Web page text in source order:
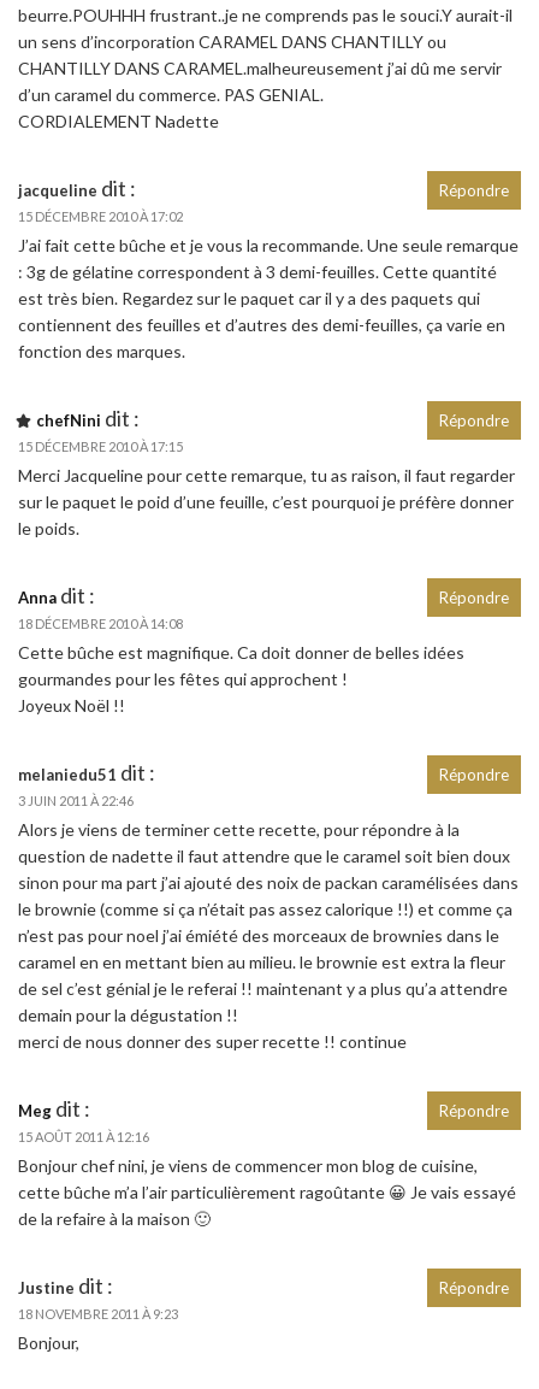
beurre.POUHHH frustrant..je ne comprends pas le souci.Y aurait-il
un sens d’incorporation CARAMEL DANS CHANTILLY ou
CHANTILLY DANS CARAMEL.malheureusement j’ai dû me servir
d’un caramel du commerce. PAS GENIAL.
CORDIALEMENT Nadette
jacqueline dit :
15 DÉCEMBRE 2010 À 17:02
J’ai fait cette bûche et je vous la recommande. Une seule remarque
: 3g de gélatine correspondent à 3 demi-feuilles. Cette quantité
est très bien. Regardez sur le paquet car il y a des paquets qui
contiennent des feuilles et d’autres des demi-feuilles, ça varie en
fonction des marques.
Répondre
chefNini dit :
15 DÉCEMBRE 2010 À 17:15
Merci Jacqueline pour cette remarque, tu as raison, il faut regarder
sur le paquet le poid d’une feuille, c’est pourquoi je préfère donner
le poids.
Répondre
Anna dit :
18 DÉCEMBRE 2010 À 14:08
Cette bûche est magnifique. Ca doit donner de belles idées
gourmandes pour les fêtes qui approchent !
Joyeux Noël !!
Répondre
melaniedu51 dit :
3 JUIN 2011 À 22:46
Alors je viens de terminer cette recette, pour répondre à la
question de nadette il faut attendre que le caramel soit bien doux
sinon pour ma part j’ai ajouté des noix de packan caramélisées dans
le brownie (comme si ça n’était pas assez calorique !!) et comme ça
n’est pas pour noel j’ai émiété des morceaux de brownies dans le
caramel en en mettant bien au milieu. le brownie est extra la fleur
de sel c’est génial je le referai !! maintenant y a plus qu’a attendre
demain pour la dégustation !!
merci de nous donner des super recette !! continue
Répondre
Meg dit :
15 AOÛT 2011 À 12:16
Bonjour chef nini, je viens de commencer mon blog de cuisine,
cette bûche m’a l’air particulièrement ragoûtante 😀 Je vais essayé
de la refaire à la maison 🙂
Répondre
Justine dit :
18 NOVEMBRE 2011 À 9:23
Bonjour,
Répondre